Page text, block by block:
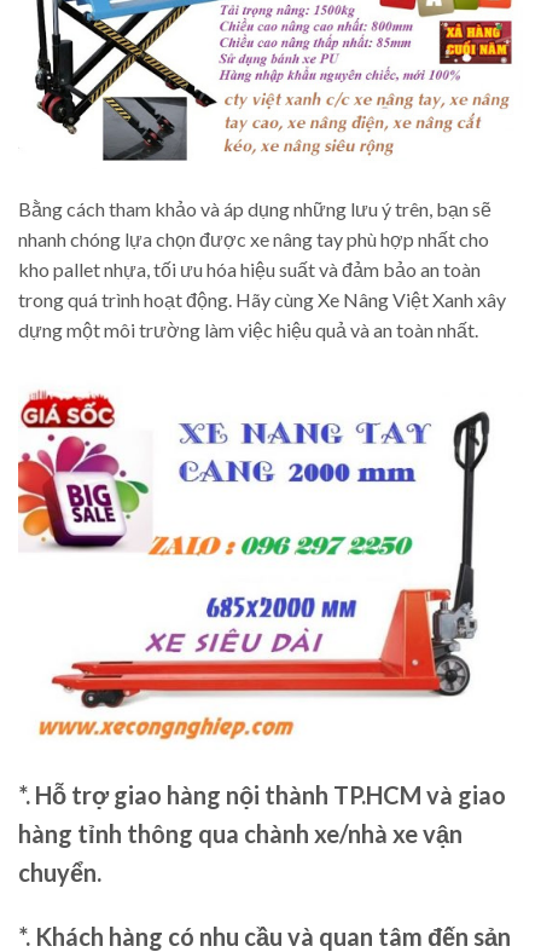
Bằng cách tham khảo và áp dụng những lưu ý trên, bạn sẽ
nhanh chóng lựa chọn được xe nâng tay phù hợp nhất cho
kho pallet nhựa, tối ưu hóa hiệu suất và đảm bảo an toàn
trong quá trình hoạt động. Hãy cùng Xe Nâng Việt Xanh xây
dựng một môi trường làm việc hiệu quả và an toàn nhất.
*. Hỗ trợ giao hàng nội thành TP.HCM và giao
hàng tỉnh thông qua chành xe/nhà xe vận
chuyển.
*. Khách hàng có nhu cầu và quan tâm đến sản